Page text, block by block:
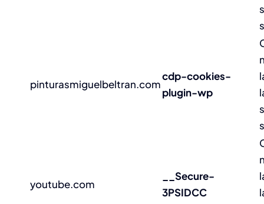
pinturasmiguelbeltran.com
cdp-cookies-
plugin-wp
youtube.com
__Secure-
3PSIDCC